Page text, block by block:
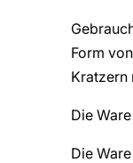
Form
Kratzern
Die
Die